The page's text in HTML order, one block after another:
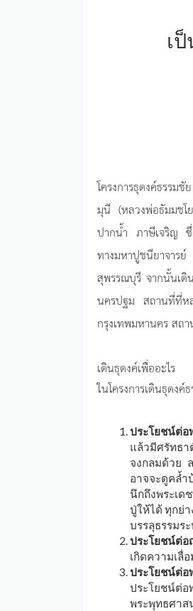
เ
โครงการธุดงค์ธรรม
มุนี (หลวงพ่อธัมมชโ
ปากน้ำ ภาษีเจริญ ซึ่
ทางมหาปูชนียาจาร
สุพรรณบุรี จากนั้นเดิ
นครปฐม สถานที่ที่ห
กรุงเทพมหานคร สถ
เดินธุดงค์เพื่ออะไร
ในโครงการเดินธุดง
ประโยชน์ต่
แล้วมีศรัทธา
จงกลมด้วย
อาจจะดูคล้ำ
นึกถึงพระเด
ปู่ให้ได้ ทุกย่
บรรลุธรรมร
ประโยชน์ต่
เกิดความเลื่
ประโยชน์ต่อ
ประโยชน์ต่
พระพุทธศาส